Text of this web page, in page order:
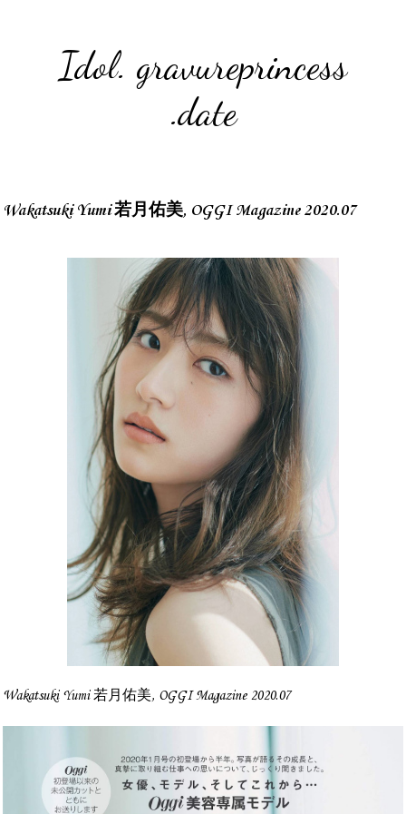
Idol. gravureprincess
.date
Wakatsuki Yumi 若月佑美, OGGI Magazine 2020.07
Wakatsuki Yumi 若月佑美, OGGI Magazine 2020.07